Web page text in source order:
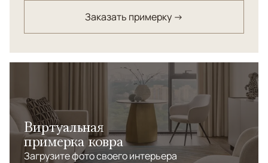
Заказать примерку →
Виртуальная
примерка ковра
Загрузите фото своего интерьера